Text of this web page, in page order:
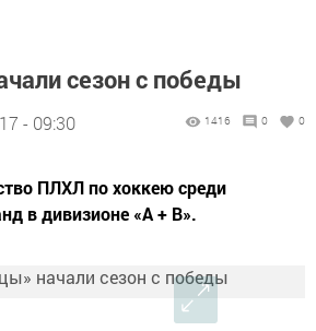
сезон с победы
- 09:30 1416 0 0
ПЛХЛ по хоккею среди
в дивизионе «А + В».